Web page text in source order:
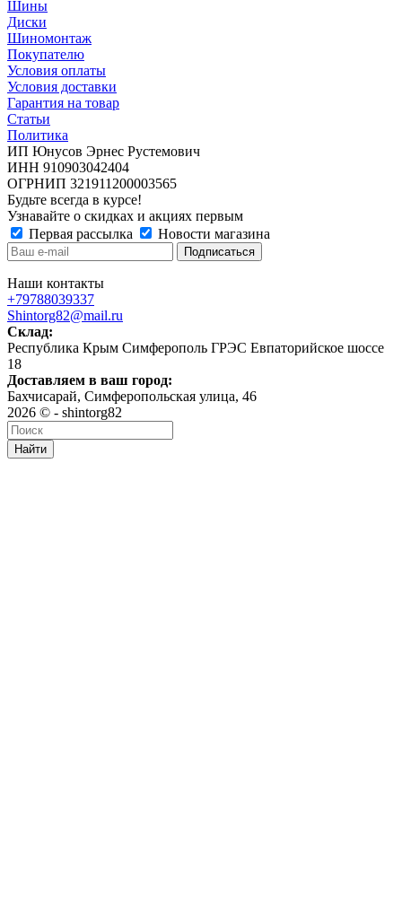
Шины
Диски
Шиномонтаж
Покупателю
Условия оплаты
Условия доставки
Гарантия на товар
Статьи
Политика
ИП Юнусов Эрнес Рустемович
ИНН 910903042404
ОГРНИП 321911200003565
Будьте всегда в курсе!
Узнавайте о скидках и акциях первым
Первая рассылка
Новости магазина
Наши контакты
+79788039337
Shintorg82@mail.ru
Склад:
Республика Крым Симферополь ГРЭС Евпаторийское шоссе
18
Доставляем в ваш город:
Бахчисарай, Симферопольская улица, 46
2026 © - shintorg82
Найти